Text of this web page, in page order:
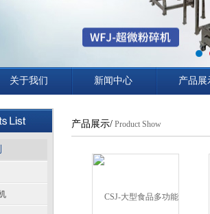
关于我们 新闻中心 产品展
产品展示/ Product Show